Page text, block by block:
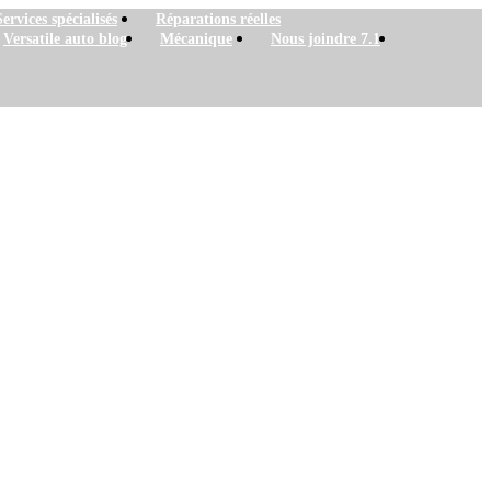
spécialisés
Réparations réelles
Versatile auto blog Mécanique Nous joindre 7.1